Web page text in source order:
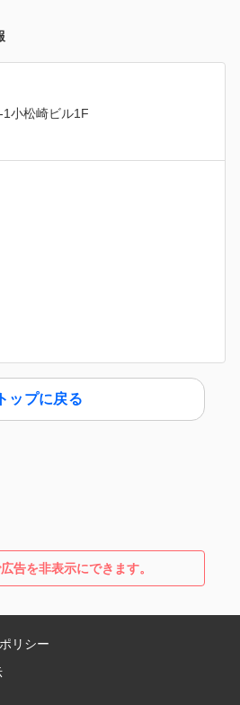
小松崎ビル1F
トップに戻る
告を非表示にできます。
リシー